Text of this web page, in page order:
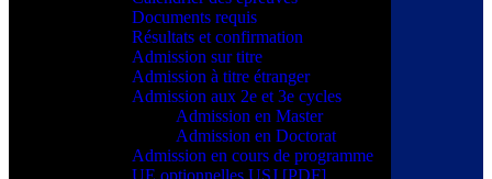
Documents requis
Résultats et confirmation
Admission sur titre
Admission à titre étranger
Admission aux 2e et 3e cycles
Admission en Master
Admission en Doctorat
Admission en cours de programme
UE optionnelles USJ [PDF]